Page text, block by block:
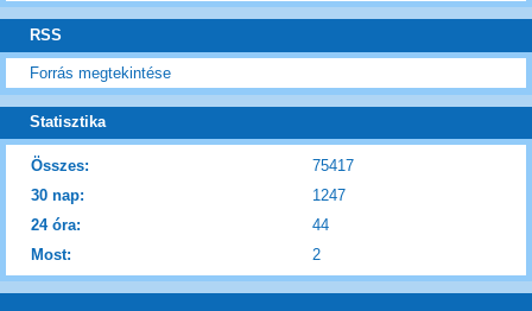
RSS
Forrás megtekintése
Statisztika
Most: 2
Összes:
75417
30 nap:
1247
24 óra:
44